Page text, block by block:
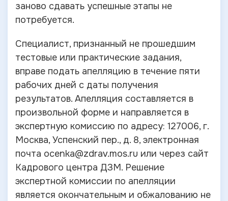
заново сдавать успешные этапы не
потребуется.
Специалист, признанный не прошедшим
тестовые или практические задания,
вправе подать апелляцию в течение пяти
рабочих дней с даты получения
результатов. Апелляция составляется в
произвольной форме и направляется в
экспертную комиссию по адресу: 127006, г.
Москва, Успенский пер., д. 8, электронная
почта ocenka@zdrav.mos.ru или через сайт
Кадрового центра ДЗМ. Решение
экспертной комиссии по апелляции
является окончательным и обжалованию не